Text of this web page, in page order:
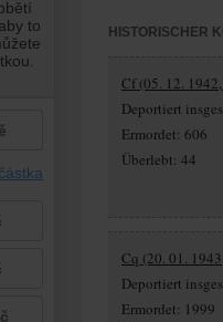
HISTORISCHER
Cf (05. 12.
Deportiert
Ermordet: 606
Überlebt: 44
Cq (20. 01.
Deportiert
Ermordet: 1999